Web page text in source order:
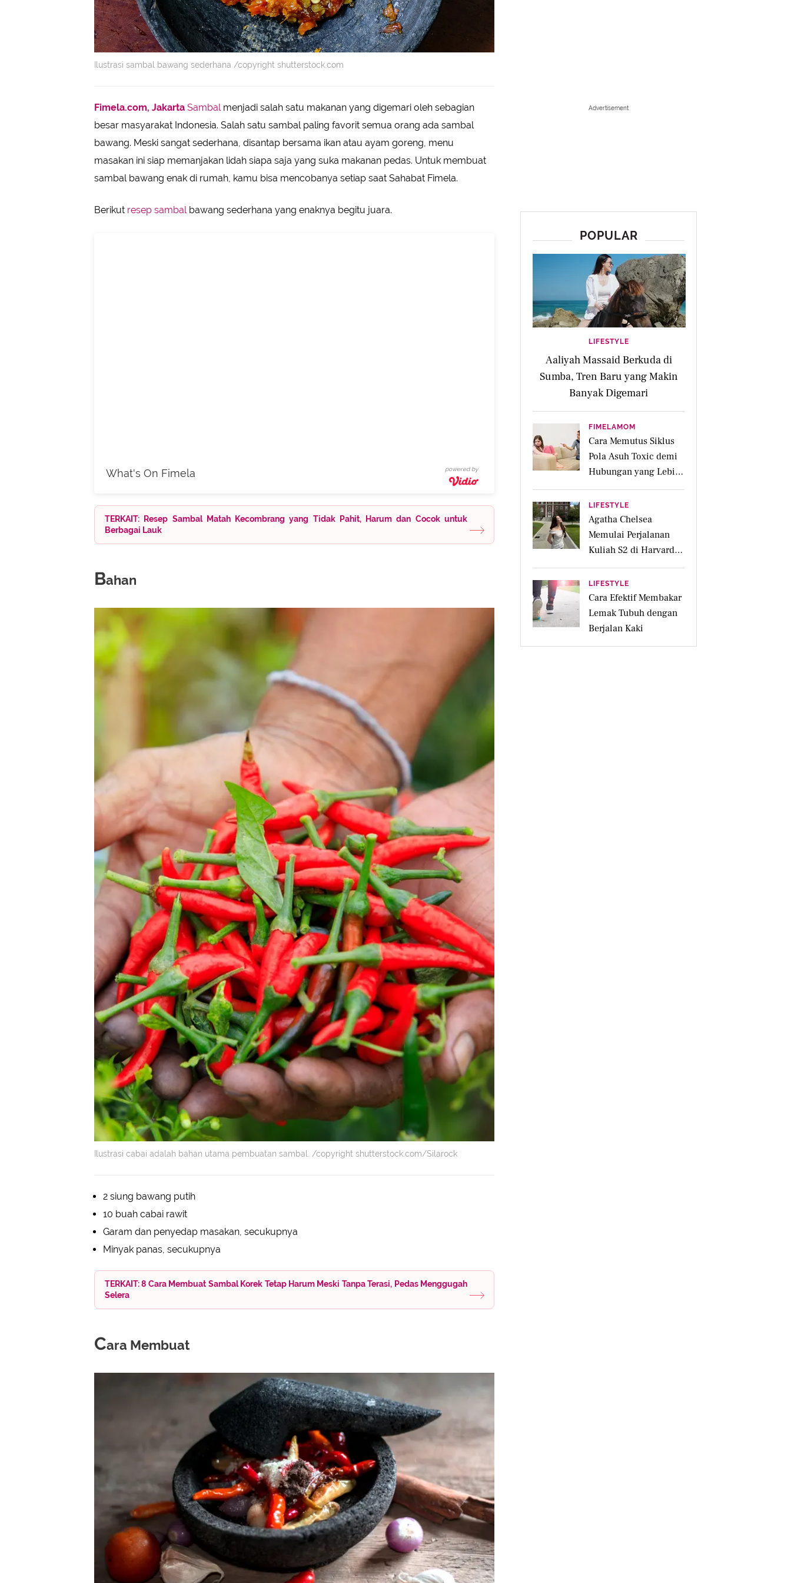
Ilustrasi sambal bawang sederhana /copyright shutterstock.com
Fimela.com, Jakarta Sambal menjadi salah satu makanan yang digemari oleh sebagian
besar masyarakat Indonesia. Salah satu sambal paling favorit semua orang ada sambal
bawang. Meski sangat sederhana, disantap bersama ikan atau ayam goreng, menu
masakan ini siap memanjakan lidah siapa saja yang suka makanan pedas. Untuk membuat
sambal bawang enak di rumah, kamu bisa mencobanya setiap saat Sahabat Fimela.
Berikut resep sambal bawang sederhana yang enaknya begitu juara.
What's On Fimela powered by
TERKAIT: Resep Sambal Matah Kecombrang yang Tidak Pahit, Harum dan Cocok untuk
Berbagai Lauk
Bahan
Ilustrasi cabai adalah bahan utama pembuatan sambal. /copyright shutterstock.com/Silarock
2 siung bawang putih
10 buah cabai rawit
Garam dan penyedap masakan, secukupnya
Minyak panas, secukupnya
TERKAIT: 8 Cara Membuat Sambal Korek Tetap Harum Meski Tanpa Terasi, Pedas Menggugah
Selera
Cara Membuat
Advertisement
POPULAR
LIFESTYLE
Aaliyah Massaid Berkuda di
Sumba, Tren Baru yang Makin
Banyak Digemari
FIMELAMOM
Cara Memutus Siklus
Pola Asuh Toxic demi
Hubungan yang Lebih
Sehat dengan Anak
LIFESTYLE
Agatha Chelsea
Memulai Perjalanan
Kuliah S2 di Harvard
University
LIFESTYLE
Cara Efektif Membakar
Lemak Tubuh dengan
Berjalan Kaki